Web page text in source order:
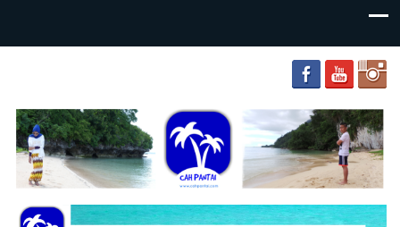
Cah
Pantai
your
adventure
friends